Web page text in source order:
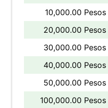
10,000.00 Pesos
20,000.00 Pesos
30,000.00 Pesos
40,000.00 Pesos
50,000.00 Pesos
100,000.00 Pesos